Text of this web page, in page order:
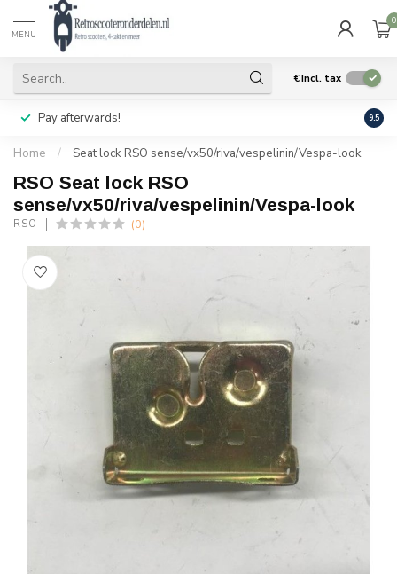
MENU
0
€Incl. tax
Pay afterwards! Geen
9.5
Home / Seat lock RSO sense/vx50/riva/vespelinin/Vespa-look
RSO Seat lock RSO
sense/vx50/riva/vespelinin/Vespa-look
RSO (0)